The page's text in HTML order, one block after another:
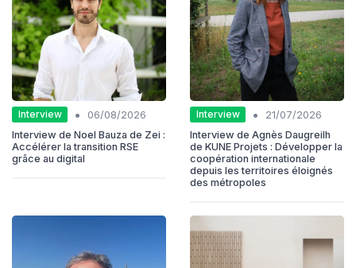
Interview •
06/08/2026
Interview de Noel Bauza de Zei :
Accélérer la transition RSE
grâce au digital
Interview •
21/07/2026
Interview de Agnès Daugreilh
de KUNE Projets : Développer la
coopération internationale
depuis les territoires éloignés
des métropoles